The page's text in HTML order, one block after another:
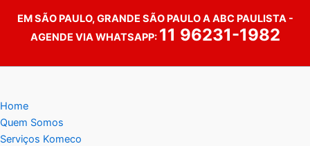
EM SÃO PAULO, GRANDE SÃO PAULO A ABC PAULISTA -
AGENDE VIA WHATSAPP: 11 96231-1982
Home
Quem Somos
Serviços Komeco